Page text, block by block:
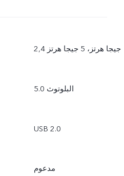
2,4 جيجا هرتز، 5 جيجا هرتز
البلوتوث 5.0
USB 2.0
مدعوم